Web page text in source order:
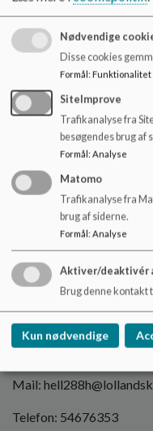
Telefon: 28 12 85 85
Valgperiode: 1/8 2022 -
Medlem
Mail:
Telefon: 54676353
Nødvendige
Disse cookies
Formål: Funktionalitet
SiteImprove
Trafikanalyse fra
besøgendes brug af
Formål: Analyse
Matomo
Trafikanalyse fra
brug af siderne.
Formål: Analyse
Aktiver/deaktivér
Brug denne kontakt
Kun nødvendige